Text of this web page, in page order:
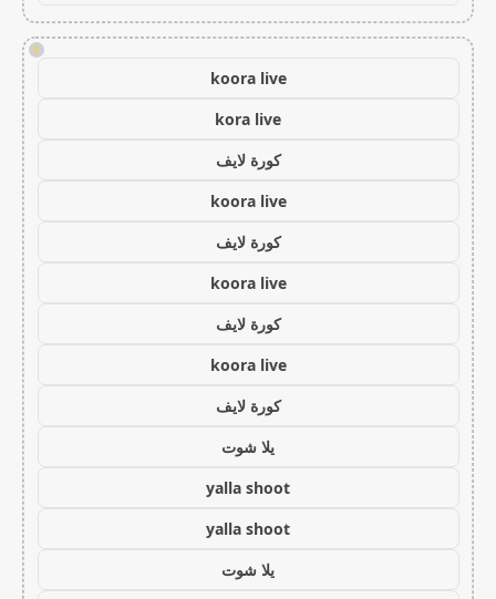
!
koora live
kora live
كورة لايف
koora live
كورة لايف
koora live
كورة لايف
koora live
كورة لايف
يلا شوت
yalla shoot
yalla shoot
يلا شوت